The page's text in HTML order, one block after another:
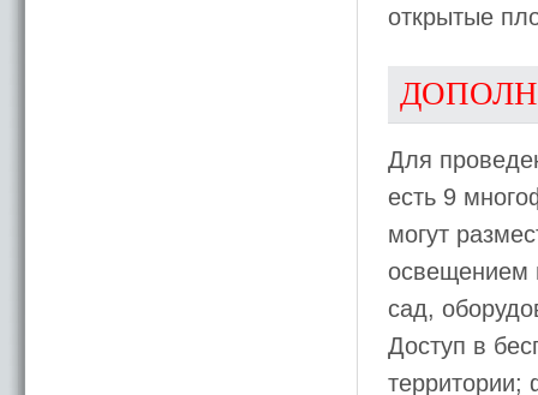
открытые
Для
есть 9
могут
освещением
сад,
Доступ в
территории;